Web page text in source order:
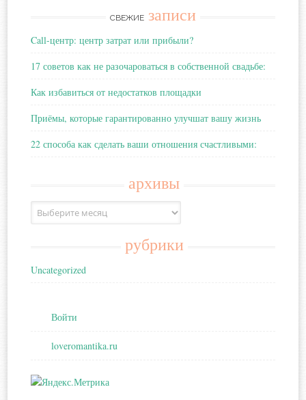
СВЕЖИЕ записи
Call-центр: центр затрат или прибыли?
17 советов как не разочароваться в собственной свадьбе:
Как избавиться от недостатков площадки
Приёмы, которые гарантированно улучшат вашу жизнь
22 способа как сделать ваши отношения счастливыми:
архивы
Архивы
рубрики
Uncategorized
Войти
loveromantika.ru